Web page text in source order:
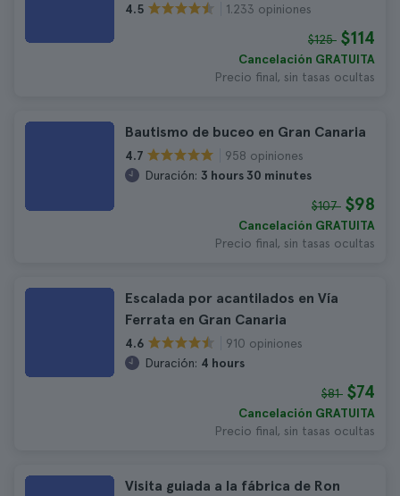
4.5 1.233 opiniones
$125 $114
Cancelación GRATUITA
Precio final, sin tasas ocultas
Bautismo de buceo en Gran Canaria
4.7
958 opiniones
Duración: 3 hours 30 minutes
$107 $98
Cancelación GRATUITA
Precio final, sin tasas ocultas
Escalada por acantilados en Vía
Ferrata en Gran Canaria
4.6
910 opiniones
Duración: 4 hours
$81 $74
Cancelación GRATUITA
Precio final, sin tasas ocultas
Visita guiada a la fábrica de Ron